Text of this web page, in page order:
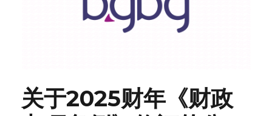
关于2025财年《财政